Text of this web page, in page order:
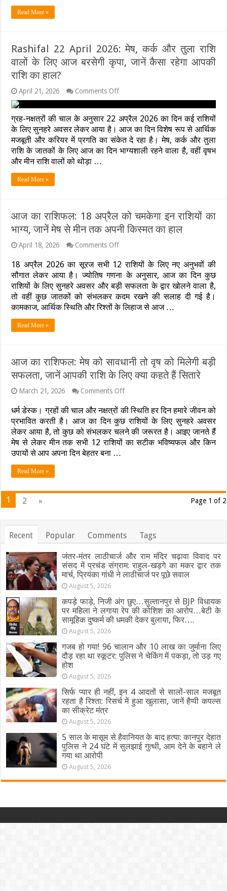
Read More »
Rashifal 22 April 2026: मेष, कर्क और तुला राशि
वालों के लिए आज बरसेगी कृपा, जानें कैसा रहेगा आपकी
राशि का हाल?
April 21, 2026 Comments Offon
Rashifal
22
April
2026:
मेष,
कर्क
और
बरसेगी
कृपा,
जानें
कैसा
रहेगा
राशि
का
हाल?
ग्रह-नक्षत्रों की चाल के अनुसार 22 अप्रैल 2026 का दिन कई राशियों
के लिए सुनहरे अवसर लेकर आया है। आज का दिन विशेष रूप से आर्थिक
मजबूती और करियर में प्रगति का संकेत दे रहा है। मेष, कर्क और तुला
राशि के जातकों के लिए आज का दिन भाग्यशाली रहने वाला है, वहीं वृषभ
और मीन राशि वालों को थोड़ा …
Read More »
आज का राशिफल: 18 अप्रैल को चमकेगा इन राशियों का
भाग्य, जानें मेष से मीन तक अपनी किस्मत का हाल
April 18, 2026 Comments Offon
का
राशिफल:
18
अप्रैल
को
चमकेगा
इन
से
मीन
अपनी
का
18 अप्रैल 2026 का सूरज सभी 12 राशियों के लिए नए अनुभवों की
सौगात लेकर आया है। ज्योतिष गणना के अनुसार, आज का दिन कुछ
राशियों के लिए सुनहरे अवसर और बड़ी सफलता के द्वार खोलने वाला है,
तो वहीं कुछ जातकों को संभलकर कदम रखने की सलाह दी गई है।
कामकाज, आर्थिक स्थिति और रिश्तों के लिहाज से आज …
Read More »
आज का राशिफल: मेष को सावधानी तो वृष को मिलेगी बड़ी
सफलता, जानें आपकी राशि के लिए क्या कहते हैं सितारे
March 21, 2026 Comments Offon
का
राशिफल:
मेष
को
सावधानी
सफलता,
लिए
कहते
हैं
सितारे
धर्म डेस्क। ग्रहों की चाल और नक्षत्रों की स्थिति हर दिन हमारे जीवन को
प्रभावित करती है। आज का दिन कुछ राशियों के लिए सुनहरे अवसर
लेकर आया है, तो कुछ को संभलकर चलने की जरूरत है। आइए जानते हैं
मेष से लेकर मीन तक सभी 12 राशियों का सटीक भविष्यफल और किन
उपायों से आप अपना दिन बेहतर बना …
Read More »
Page 1 of 2
1 2 »
Recent Popular Comments Tags
जंतर-मंतर लाठीचार्ज और राम मंदिर चढ़ावा विवाद पर
संसद में प्रचंड संग्राम: राहुल-खड़गे का मकर द्वार तक
मार्च, प्रियंका गांधी ने लाठीचार्ज पर पूछे सवाल
August 5, 2026
कपड़े फाड़े, निजी अंग छुए…सुल्तानपुर से BJP विधायक
पर महिला ने लगाया रेप की कोशिश का आरोप…बेटी के
सामूहिक दुष्कर्म की धमकी देकर बुलाया, फिर….
August 5, 2026
गजब हो गया! 96 चालान और 10 लाख का जुर्माना लिए
दौड़ रहा था स्कूटर: पुलिस ने चेकिंग में पकड़ा, तो उड़ गए
होश
August 5, 2026
सिर्फ प्यार ही नहीं, इन 4 आदतों से सालों-साल मजबूत
रहता है रिश्ता: रिसर्च में हुआ खुलासा, जानें हैप्पी कपल्स
का सीक्रेट मंत्र
August 5, 2026
5 साल के मासूम से हैवानियत के बाद हत्या: कानपुर देहात
पुलिस ने 24 घंटे में सुलझाई गुत्थी, आम देने के बहाने ले
गया था आरोपी
August 5, 2026